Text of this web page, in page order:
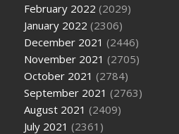
February 2022 (2029)
January 2022 (2306)
December 2021 (2446)
November 2021 (2705)
October 2021 (2784)
September 2021 (2763)
August 2021 (2409)
July 2021 (2361)